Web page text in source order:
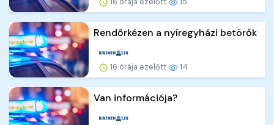
Rendőrkézen a nyíregyházi betörők
16 órája ezelőtt 14
Van információja?